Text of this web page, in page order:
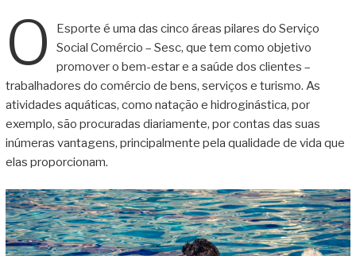
O
Esporte é uma das cinco áreas pilares do Serviço
Social Comércio – Sesc, que tem como objetivo
promover o bem-estar e a saúde dos clientes –
trabalhadores do comércio de bens, serviços e turismo. As
atividades aquáticas, como natação e hidroginástica, por
exemplo, são procuradas diariamente, por contas das suas
inúmeras vantagens, principalmente pela qualidade de vida que
elas proporcionam.